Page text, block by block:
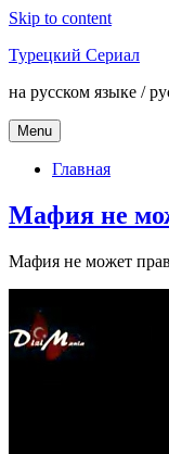
Skip to content
Турецкий Сериал
на русском языке /
Menu
Главная
Мафия не
Мафия не может